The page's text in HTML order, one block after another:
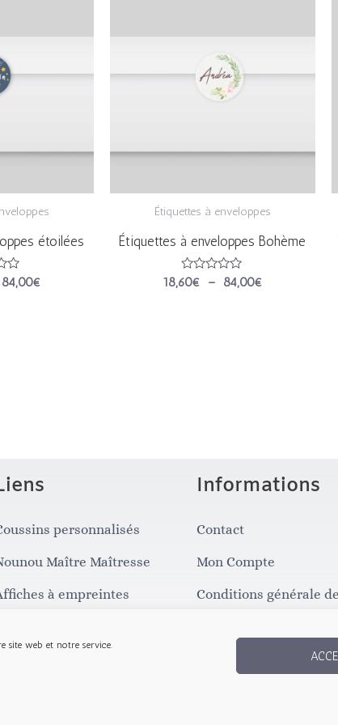
site web et notre service.
étoilées
84,00€
18,60€
84,00€
Étiquettes à enveloppes
Étiquettes à enveloppes Bohème
Note
18,60€ – 84,00€
18,60€
84,00€
personnalisés
Maître Maîtresse
à empreintes
Informations
Contact
Mon Compte
Conditions générale
Conditions